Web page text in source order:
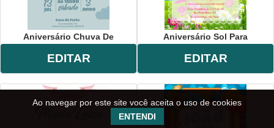
Aniversário Chuva De
EDITAR
Aniversário Sol Para
EDITAR
Ao navegar por este site você aceita o uso de cookies
ENTENDI